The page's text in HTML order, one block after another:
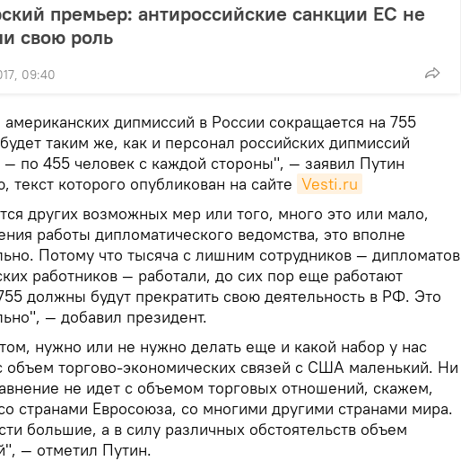
премьер: антироссийские санкции ЕС не
свою роль
09:40
дипмиссий в России сокращается на 755
таким же, как и персонал российских дипмиссий
по 455 человек с каждой стороны", — заявил Путин
текст которого опубликован на сайте Vesti.ru
других возможных мер или того, много это или мало,
работы дипломатического ведомства, это вполне
Потому что тысяча с лишним сотрудников — дипломатов
работников — работали, до сих пор еще работают
должны будут прекратить свою деятельность в РФ. Это
— добавил президент.
нужно или не нужно делать еще и какой набор у нас
объем торгово-экономических связей с США маленький. Ни
не идет с объемом торговых отношений, скажем,
странами Евросоюза, со многими другими странами мира.
большие, а в силу различных обстоятельств объем
— отметил Путин.